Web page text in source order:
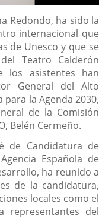
Redondo, ha sido la
internacional que
de Unesco y que se
Teatro Calderón
los asistentes han
General del Alto
la Agenda 2030,
de la Comisión
Belén Cermeño.
de Candidatura de
Española de
ha reunido a
de la candidatura,
locales como el
representantes del